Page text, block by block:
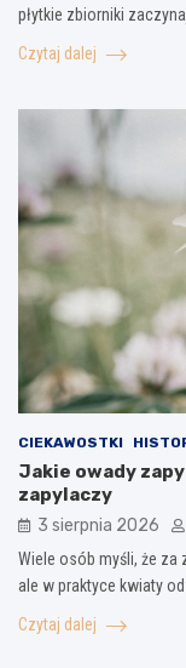
płytkie zbiorniki
Czytaj dalej
CIEKAWOSTKI
Jakie owady
zapylaczy
3 sierpnia 2026
Wiele osób myśli, że za
ale w praktyce kwiaty
Czytaj dalej